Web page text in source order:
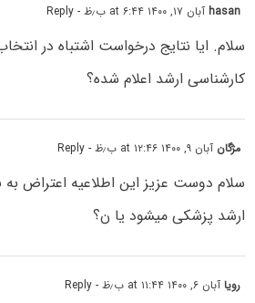
hasanآبان ۱۷, ۱۴۰۰ at ۶:۴۴ ب٫ظ - Reply
سلام. ایا نتایج درخواست اشتباه در
کارشناسی ارشد اعلام شده؟
مژگان آبان ۹, ۱۴۰۰ at ۱۲:۴۶ ب٫ظ - Reply
سلام دوست عزیز این اطلاعیه اعتراض
ارشد پزشکی میشود یا ن؟
رویاآبان ۶, ۱۴۰۰ at ۱۱:۴۴ ب٫ظ - Reply